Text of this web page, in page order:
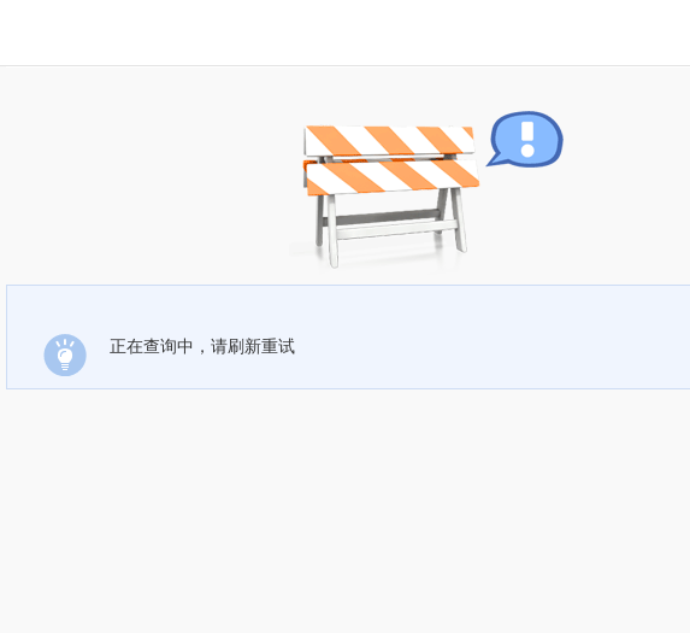
正在查询中，请刷新重试